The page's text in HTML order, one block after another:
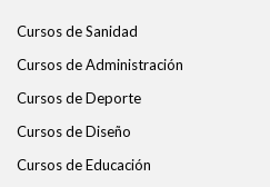
Cursos de Sanidad
Cursos de Administración
Cursos de Deporte
Cursos de Diseño
Cursos de Educación